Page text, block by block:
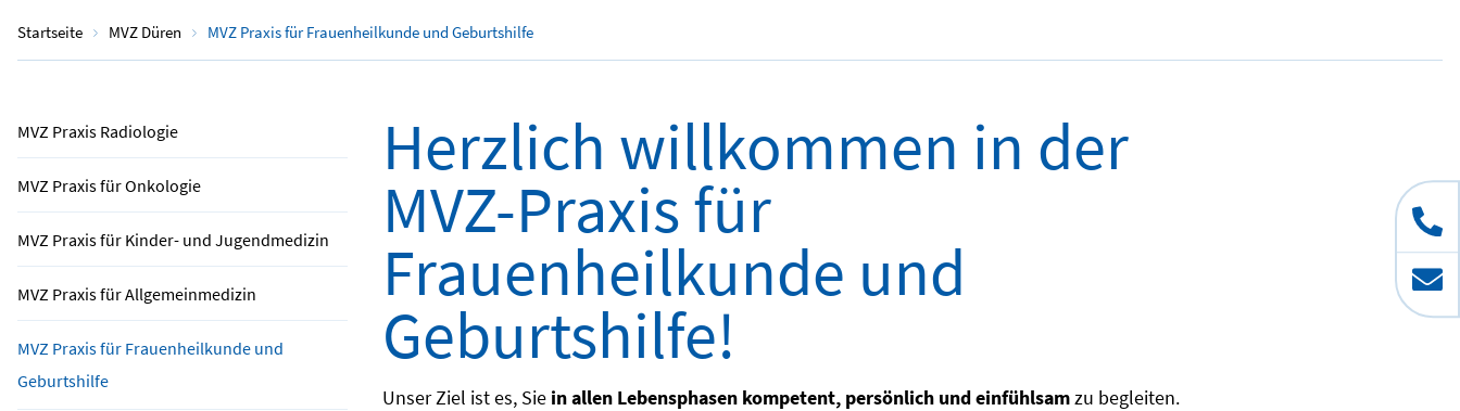
Startseite MVZ Düren MVZ Praxis für Frauenheilkunde und Geburtshilfe
MVZ Praxis Radiologie
MVZ Praxis für Onkologie
MVZ Praxis für Kinder- und Jugendmedizin
MVZ Praxis für Allgemeinmedizin
MVZ Praxis für Frauenheilkunde und
Geburtshilfe
Herzlich willkommen in der
MVZ-Praxis für
Frauenheilkunde und
Geburtshilfe!
Unser Ziel ist es, Sie in allen Lebensphasen kompetent, persönlich und einfühlsamzu begleiten.